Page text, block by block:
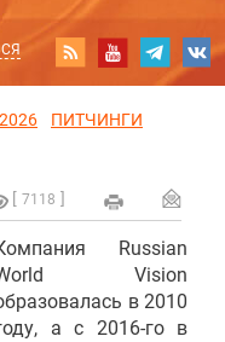
ПИТЧИНГИ
7118
Russian
Vision
в 2010
а с 2016-го в